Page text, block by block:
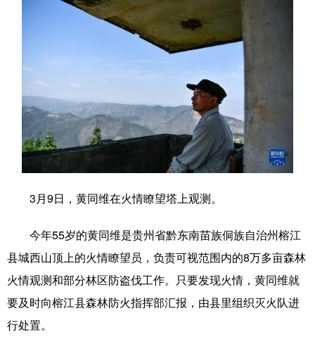
科创
健康
图片
法律 中央文件 金融 汽车
食品 人居 信息化 数字经济
学术中国 银龄 溯源中国
文化产业
地方频道
3月9日，黄同维在火情瞭望塔上观测。
今年55岁的黄同维是贵州省黔东南苗族侗族自治州榕江
县城西山顶上的火情瞭望员，负责可视范围内的8万多亩森林
火情观测和部分林区防盗伐工作。只要发现火情，黄同维就
要及时向榕江县森林防火指挥部汇报，由县里组织灭火队进
行处置。